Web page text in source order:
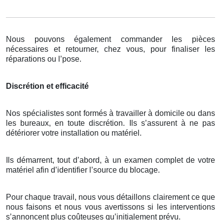
Nous pouvons également commander les pièces
nécessaires et retourner, chez vous, pour finaliser les
réparations ou l’pose.
Discrétion et efficacité
Nos spécialistes sont formés à travailler à domicile ou dans
les bureaux, en toute discrétion. Ils s’assurent à ne pas
détériorer votre installation ou matériel.
Ils démarrent, tout d’abord, à un examen complet de votre
matériel afin d’identifier l’source du blocage.
Pour chaque travail, nous vous détaillons clairement ce que
nous faisons et nous vous avertissons si les interventions
s’annoncent plus coûteuses qu’initialement prévu.